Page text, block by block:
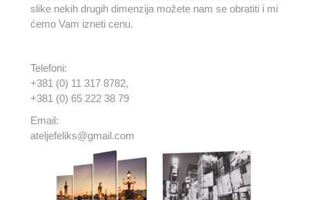
slike nekih drugih dimenzija možete nam se obratiti i mi
ćemo Vam izneti cenu.
Telefoni:
+381 (0) 11 317 8782,
+381 (0) 65 222 38 79
Email:
ateljefeliks@gmail.com